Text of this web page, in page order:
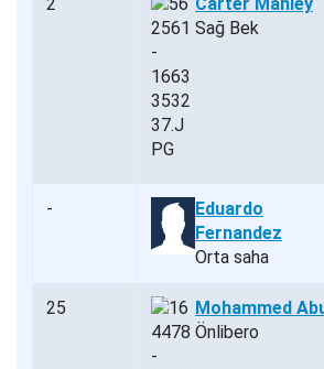
Sağ Bek
-
Eduardo
Fernandez
Orta saha
25
Mohammed
Önlibero